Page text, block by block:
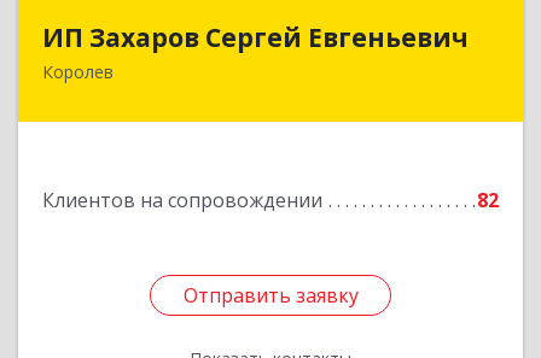
ИП Захаров Сергей Евгеньевич
Королев
Клиентов на сопровождении 82
Отправить заявку
ИП Захаров Сергей Евгеньевич
Подробнее
Отправить заявку